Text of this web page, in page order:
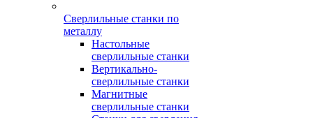
Сверлильные станки по
металлу
Настольные
сверлильные станки
Вертикально-
сверлильные станки
Магнитные
сверлильные станки